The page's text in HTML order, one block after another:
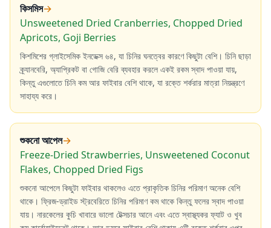
কিসমিস→
Unsweetened Dried Cranberries, Chopped Dried
Apricots, Goji Berries
কিশমিশের গ্লাইসেমিক ইনডেক্স ৬৪, যা চিনির ঘনত্বের কারণে কিছুটা বেশি। চিনি ছাড়া
ক্র্যানবেরি, অ্যাপ্রিকট বা গোজি বেরি ব্যবহার করলে একই রকম স্বাদ পাওয়া যায়,
কিন্তু এগুলোতে চিনি কম আর ফাইবার বেশি থাকে, যা রক্তে শর্করার মাত্রা নিয়ন্ত্রণে
সাহায্য করে।
শুকনো আপেল→
Freeze-Dried Strawberries, Unsweetened Coconut
Flakes, Chopped Dried Figs
শুকনো আপেলে কিছুটা ফাইবার থাকলেও এতে প্রাকৃতিক চিনির পরিমাণ অনেক বেশি
থাকে। ফ্রিজ-ড্রাইড স্ট্রবেরিতে চিনির পরিমাণ কম থাকে কিন্তু ফলের স্বাদ পাওয়া
যায়। নারকেলের কুচি খাবারে ভালো টেক্সচার আনে এবং এতে স্বাস্থ্যকর ফ্যাট ও খুব